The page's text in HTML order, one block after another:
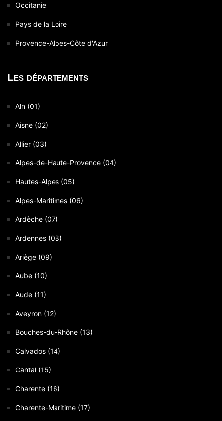
Occitanie
Pays de la Loire
Provence-Alpes-Côte d'Azur
Les départements
Ain (01)
Aisne (02)
Allier (03)
Alpes-de-Haute-Provence (04)
Hautes-Alpes (05)
Alpes-Maritimes (06)
Ardèche (07)
Ardennes (08)
Ariège (09)
Aube (10)
Aude (11)
Aveyron (12)
Bouches-du-Rhône (13)
Calvados (14)
Cantal (15)
Charente (16)
Charente-Maritime (17)